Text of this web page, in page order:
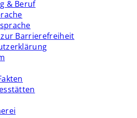
& Beruf
Barrierefreiheit